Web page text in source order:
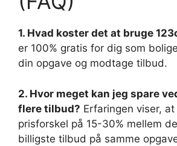
1. Hvad koster det at bruge
er 100% gratis for dig som
din opgave og modtage tilbud.
2. Hvor meget kan jeg spare
flere tilbud? Erfaringen viser,
prisforskel på 15-30% mellem
billigste tilbud på samme